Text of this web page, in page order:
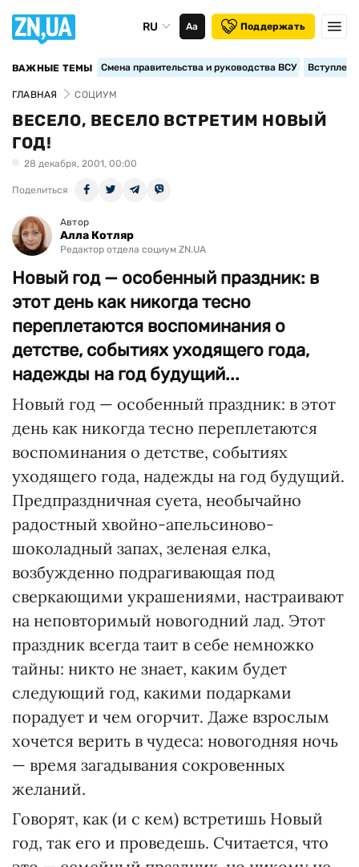
RU Аа Поддержать
ВАЖНЫЕ ТЕМЫ Смена правительства и руководства ВСУ
ГЛАВНАЯ СОЦИУМ
ВЕСЕЛО, ВЕСЕЛО ВСТРЕТИМ НОВЫЙ
ГОД!
28 декабря, 2001, 00:00
Поделиться
Автор
Алла Котляр
Редактор отдела социум ZN.UA
Новый год — особенный праздник: в
этот день как никогда тесно
переплетаются воспоминания о
детстве, событиях уходящего года,
надежды на год будущий...
Новый год — особенный праздник: в этот
день как никогда тесно переплетаются
воспоминания о детстве, событиях
уходящего года, надежды на год будущий.
Предпраздничная суета, необычайно
радостный хвойно-апельсиново-
шоколадный запах, зеленая елка,
возбужденно подрагивающая под
сверкающими украшениями, настраивают
на неповторимый новогодний лад. Этот
праздник всегда таит в себе немножко
тайны: никто не знает, каким будет
следующий год, какими подарками
порадует и чем огорчит. Даже взрослым
хочется верить в чудеса: новогодняя ночь
— время загадывания сокровенных
желаний.
Говорят, как (и с кем) встретишь Новый
год, так его и проведешь. Считается, что